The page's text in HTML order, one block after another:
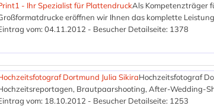
- Ihr Spezialist für PlattendruckAls Kompetenzträger
eröffnen wir Ihnen das komplette
vom: 04.11.2012 - Besucher Detailseite: 1378
Dortmund Julia SikiraHochzeitsfotograf
Brautpaarshooting, After-Wedding-
vom: 18.10.2012 - Besucher Detailseite: 1253